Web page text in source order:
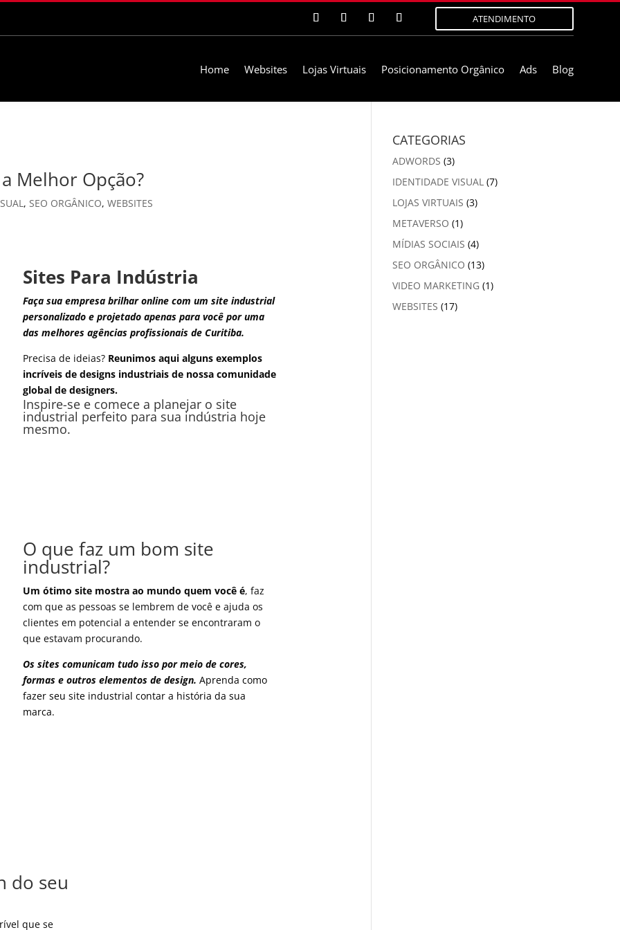
ATENDIMENTO
Home Websites Lojas Virtuais Posicionamento Orgânico Ads Blog
Melhor Opção?
, SEO ORGÂNICO,WEBSITES
Sites Para Indústria
Faça sua empresa brilhar online com um site industrial
personalizado e projetado apenas para você por uma
das melhores agências profissionais de Curitiba.
Precisa de ideias? Reunimos aqui alguns exemplos
incríveis de designs industriais de nossa comunidade
global de designers.
Inspire-se e comece a planejar o site
industrial perfeito para sua indústria hoje
mesmo.
O que faz um bom site
industrial?
Um ótimo site mostra ao mundo quem você é, faz
com que as pessoas se lembrem de você e ajuda os
clientes em potencial a entender se encontraram o
que estavam procurando.
Os sites comunicam tudo isso por meio de cores,
formas e outros elementos de design. Aprenda como
fazer seu site industrial contar a história da sua
marca.
do seu
que se
CATEGORIAS
ADWORDS (3)
IDENTIDADE VISUAL (7)
LOJAS VIRTUAIS (3)
METAVERSO (1)
MÍDIAS SOCIAIS (4)
SEO ORGÂNICO (13)
VIDEO MARKETING (1)
WEBSITES (17)